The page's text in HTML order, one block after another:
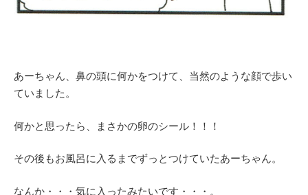
あーちゃん、鼻の頭に何かをつけて、当然のような顔で歩い
ていました。
何かと思ったら、まさかの卵のシール！！！
その後もお風呂に入るまでずっとつけていたあーちゃん。
なんか・・・気に入ったみたいです・・・。